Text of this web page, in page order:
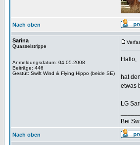
Nach oben
Sarina
Quasselstrippe
Anmeldungsdatum: 04.05.2008
Beiträge: 446
Gestüt: Swift Wind & Flying Hippo (beide SE)
Hallo,
hat
etwas
LG
Bei
Nach oben